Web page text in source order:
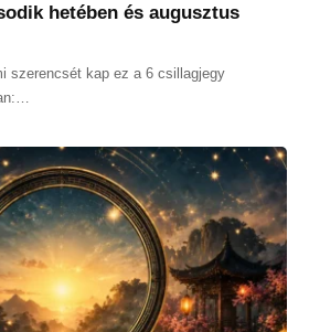
hetében és augusztus
szerencsét kap ez a 6 csillagjegy